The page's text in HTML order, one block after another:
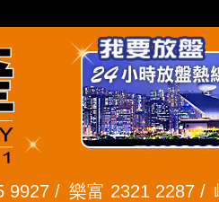
樂富 2321 2287 /峻弦、